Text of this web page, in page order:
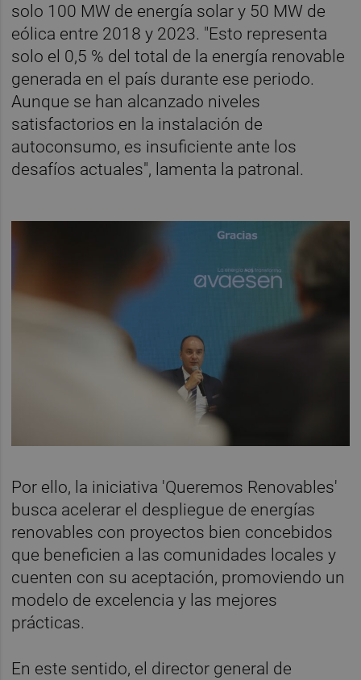
solo 100 MW de energía solar y 50 MW de
eólica entre 2018 y 2023. "Esto representa
solo el 0,5 % del total de la energía renovable
generada en el país durante ese periodo.
Aunque se han alcanzado niveles
satisfactorios en la instalación de
autoconsumo, es insuficiente ante los
desafíos actuales", lamenta la patronal.
Por ello, la iniciativa 'Queremos Renovables'
busca acelerar el despliegue de energías
renovables con proyectos bien concebidos
que beneficien a las comunidades locales y
cuenten con su aceptación, promoviendo un
modelo de excelencia y las mejores
prácticas.
En este sentido, el director general de